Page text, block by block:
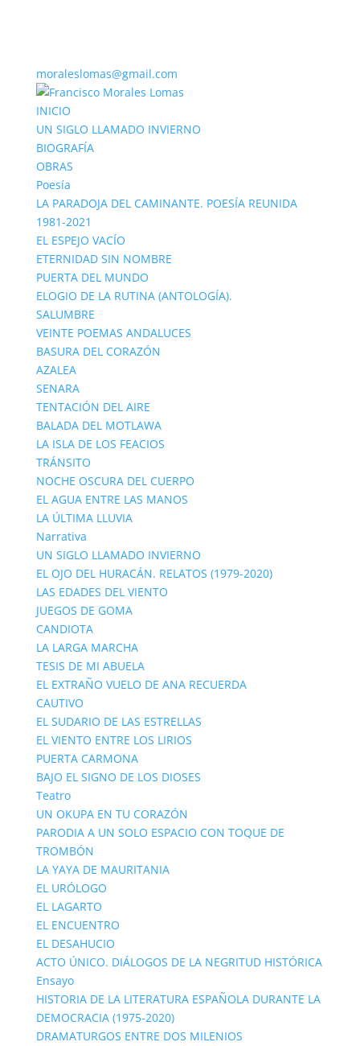
moraleslomas@gmail.com
INICIO
UN SIGLO LLAMADO INVIERNO
BIOGRAFÍA
OBRAS
Poesía
LA PARADOJA DEL CAMINANTE. POESÍA REUNIDA
1981-2021
EL ESPEJO VACÍO
ETERNIDAD SIN NOMBRE
PUERTA DEL MUNDO
ELOGIO DE LA RUTINA (ANTOLOGÍA).
SALUMBRE
VEINTE POEMAS ANDALUCES
BASURA DEL CORAZÓN
AZALEA
SENARA
TENTACIÓN DEL AIRE
BALADA DEL MOTLAWA
LA ISLA DE LOS FEACIOS
TRÁNSITO
NOCHE OSCURA DEL CUERPO
EL AGUA ENTRE LAS MANOS
LA ÚLTIMA LLUVIA
Narrativa
UN SIGLO LLAMADO INVIERNO
EL OJO DEL HURACÁN. RELATOS (1979-2020)
LAS EDADES DEL VIENTO
JUEGOS DE GOMA
CANDIOTA
LA LARGA MARCHA
TESIS DE MI ABUELA
EL EXTRAÑO VUELO DE ANA RECUERDA
CAUTIVO
EL SUDARIO DE LAS ESTRELLAS
EL VIENTO ENTRE LOS LIRIOS
PUERTA CARMONA
BAJO EL SIGNO DE LOS DIOSES
Teatro
UN OKUPA EN TU CORAZÓN
PARODIA A UN SOLO ESPACIO CON TOQUE DE
TROMBÓN
LA YAYA DE MAURITANIA
EL URÓLOGO
EL LAGARTO
EL ENCUENTRO
EL DESAHUCIO
ACTO ÚNICO. DIÁLOGOS DE LA NEGRITUD HISTÓRICA
Ensayo
HISTORIA DE LA LITERATURA ESPAÑOLA DURANTE LA
DEMOCRACIA (1975-2020)
DRAMATURGOS ENTRE DOS MILENIOS